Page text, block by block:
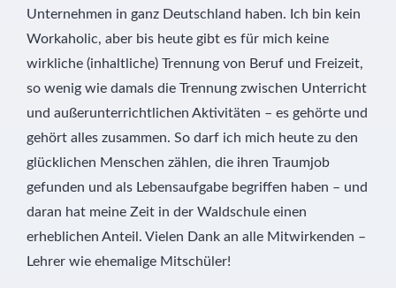
Unternehmen in ganz Deutschland haben. Ich bin kein
Workaholic, aber bis heute gibt es für mich keine
wirkliche (inhaltliche) Trennung von Beruf und Freizeit,
so wenig wie damals die Trennung zwischen Unterricht
und außerunterrichtlichen Aktivitäten – es gehörte und
gehört alles zusammen. So darf ich mich heute zu den
glücklichen Menschen zählen, die ihren Traumjob
gefunden und als Lebensaufgabe begriffen haben – und
daran hat meine Zeit in der Waldschule einen
erheblichen Anteil. Vielen Dank an alle Mitwirkenden –
Lehrer wie ehemalige Mitschüler!